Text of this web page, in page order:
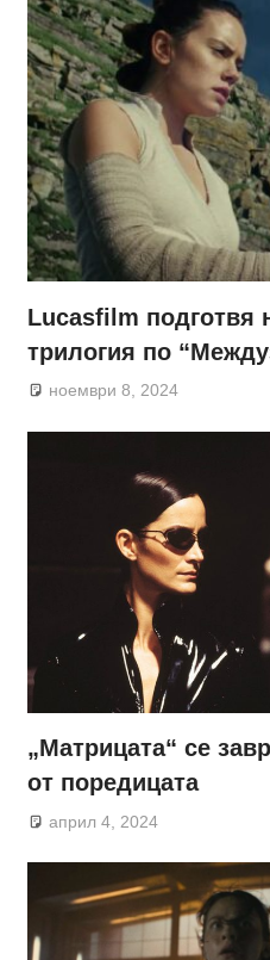
Lucasfilm подготвя
трилогия по
ноември 8, 2024
„Матрицата“ се
от поредицата
април 4, 2024